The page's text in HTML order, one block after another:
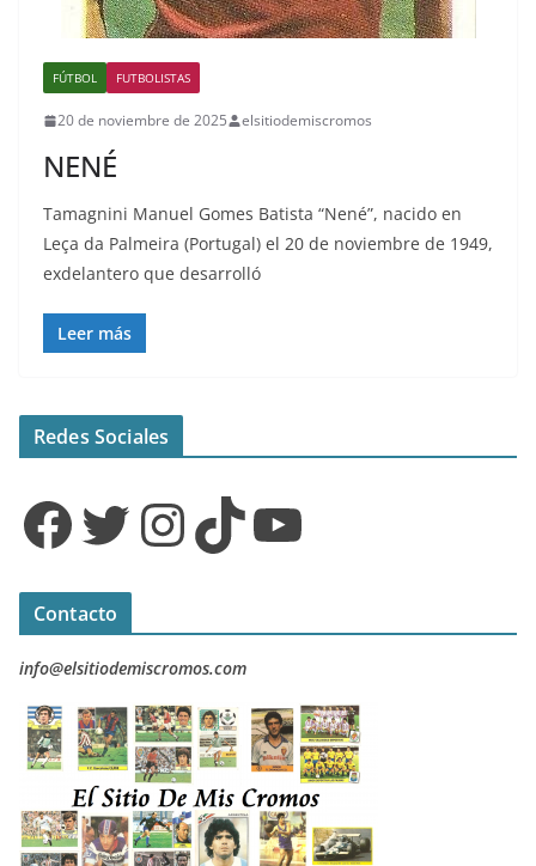
FÚTBOL FUTBOLISTAS
20 de noviembre de 2025 elsitiodemiscromos
NENÉ
Tamagnini Manuel Gomes Batista “Nené”, nacido en
Leça da Palmeira (Portugal) el 20 de noviembre de 1949,
exdelantero que desarrolló
Leer más
Redes Sociales
Facebook Twitter InstagramTikTok YouTube
Contacto
info@elsitiodemiscromos.com